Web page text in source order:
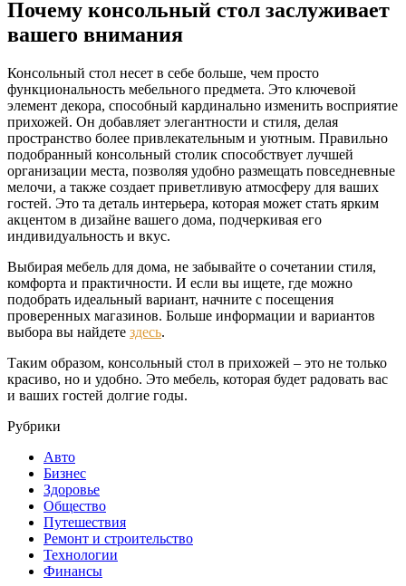
Почему консольный стол заслуживает
вашего внимания
Консольный стол несет в себе больше, чем просто
функциональность мебельного предмета. Это ключевой
элемент декора, способный кардинально изменить восприятие
прихожей. Он добавляет элегантности и стиля, делая
пространство более привлекательным и уютным. Правильно
подобранный консольный столик способствует лучшей
организации места, позволяя удобно размещать повседневные
мелочи, а также создает приветливую атмосферу для ваших
гостей. Это та деталь интерьера, которая может стать ярким
акцентом в дизайне вашего дома, подчеркивая его
индивидуальность и вкус.
Выбирая мебель для дома, не забывайте о сочетании стиля,
комфорта и практичности. И если вы ищете, где можно
подобрать идеальный вариант, начните с посещения
проверенных магазинов. Больше информации и вариантов
выбора вы найдете здесь.
Таким образом, консольный стол в прихожей – это не только
красиво, но и удобно. Это мебель, которая будет радовать вас
и ваших гостей долгие годы.
Рубрики
Авто
Бизнес
Здоровье
Общество
Путешествия
Ремонт и строительство
Технологии
Финансы